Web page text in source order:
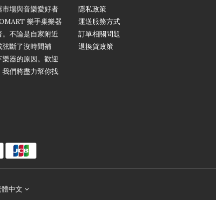
場與音樂愛好者
樂手巢樂器
不論是自家附近
斷了沒時間補
器的原因。歡迎
們將盡力幫你找
隱私政策
運送服務方式
訂單相關問題
退換貨政策
中文